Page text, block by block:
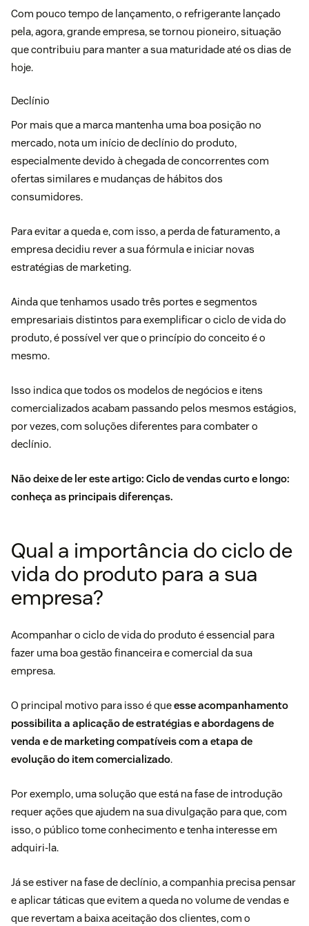
Com pouco tempo de lançamento, o refrigerante lançado
pela, agora, grande empresa, se tornou pioneiro, situação
que contribuiu para manter a sua maturidade até os dias de
hoje.
Declínio
Por mais que a marca mantenha uma boa posição no
mercado, nota um início de declínio do produto,
especialmente devido à chegada de concorrentes com
ofertas similares e mudanças de hábitos dos
consumidores.
Para evitar a queda e, com isso, a perda de faturamento, a
empresa decidiu rever a sua fórmula e iniciar novas
estratégias de marketing.
Ainda que tenhamos usado três portes e segmentos
empresariais distintos para exemplificar o ciclo de vida do
produto, é possível ver que o princípio do conceito é o
mesmo.
Isso indica que todos os modelos de negócios e itens
comercializados acabam passando pelos mesmos estágios,
por vezes, com soluções diferentes para combater o
declínio.
Não deixe de ler este artigo: Ciclo de vendas curto e longo:
conheça as principais diferenças.
Qual a importância do ciclo de
vida do produto para a sua
empresa?
Acompanhar o ciclo de vida do produto é essencial para
fazer uma boa gestão financeira e comercial da sua
empresa.
O principal motivo para isso é queesse acompanhamento
possibilita a aplicação de estratégias e abordagens de
venda e de marketing compatíveis com a etapa de
evolução do item comercializado.
Por exemplo, uma solução que está na fase de introdução
requer ações que ajudem na sua divulgação para que, com
isso, o público tome conhecimento e tenha interesse em
adquiri-la.
Já se estiver na fase de declínio, a companhia precisa pensar
e aplicar táticas que evitem a queda no volume de vendas e
que revertam a baixa aceitação dos clientes, com o